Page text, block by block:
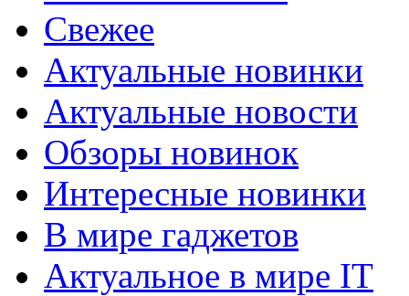
Свежее
Актуальные новинки
Актуальные новости
Обзоры новинок
Интересные новинки
В мире гаджетов
Актуальное в мире IT